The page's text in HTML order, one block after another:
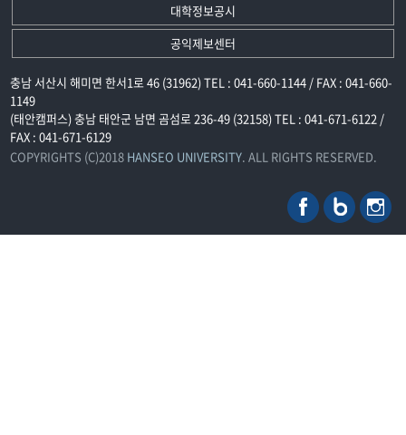
대학정보공시
공익제보센터
충남 서산시 해미면 한서1로 46 (31962) TEL : 041-660-1144 / FAX : 041-660-
1149
(태안캠퍼스) 충남 태안군 남면 곰섬로 236-49 (32158) TEL : 041-671-6122 /
FAX : 041-671-6129
COPYRIGHTS (C)2018 HANSEO UNIVERSITY. ALL RIGHTS RESERVED.